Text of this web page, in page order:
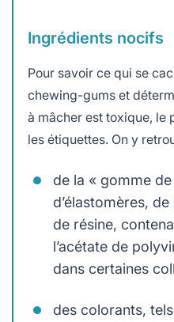
Ingrédients nocifs
Pour savoir ce qui se
chewing-gums et
à mâcher est toxique, le
les étiquettes. On y
de la « gomme
d’élastomères,
de résine,
l’acétate de
dans certaines
des colorants,